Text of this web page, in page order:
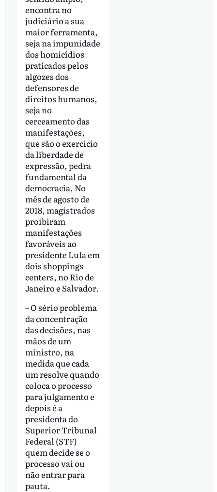
encontra no
judiciário a sua
maior ferramenta,
seja na impunidade
dos homicídios
praticados pelos
algozes dos
defensores de
direitos humanos,
seja no
cerceamento das
manifestações,
que são o exercício
da liberdade de
expressão, pedra
fundamental da
democracia. No
mês de agosto de
2018, magistrados
proibiram
manifestações
favoráveis ao
presidente Lula em
dois shoppings
centers, no Rio de
Janeiro e Salvador.
– O sério problema
da concentração
das decisões, nas
mãos de um
ministro, na
medida que cada
um resolve quando
coloca o processo
para julgamento e
depois é a
presidenta do
Superior Tribunal
Federal (STF)
quem decide se o
processo vai ou
não entrar para
pauta.